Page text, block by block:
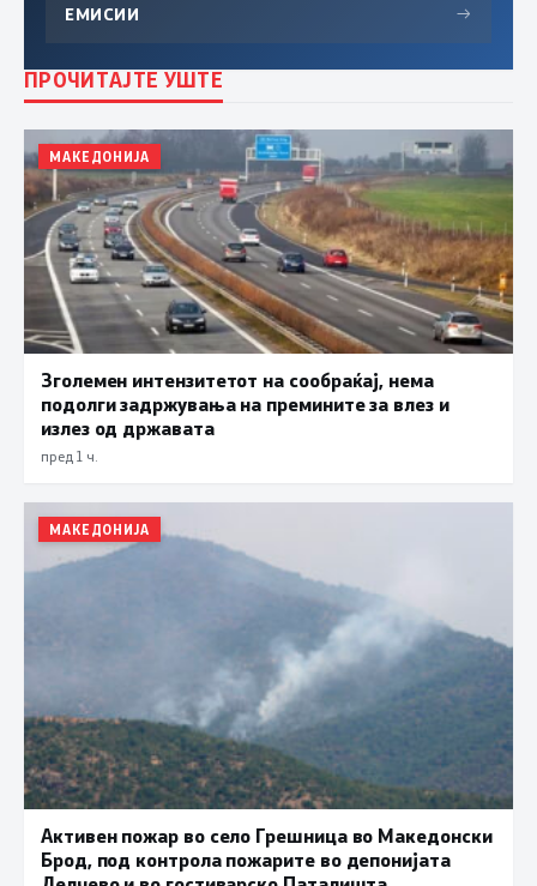
ЕМИСИИ →
ПРОЧИТАЈТЕ УШТЕ
МАКЕДОНИЈА
Зголемен интензитетот на сообраќај, нема
подолги задржувања на премините за влез и
излез од државата
пред 1 ч.
МАКЕДОНИЈА
Активен пожар во село Грешница во Македонски
Брод, под контрола пожарите во депонијата